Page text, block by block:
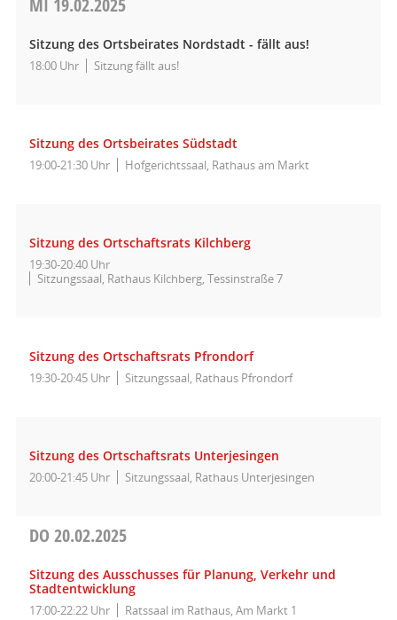
Sitzung des Ortsbeirates Nordstadt - fällt aus!
18:00 Uhr Sitzung fällt aus!
Sitzung des Ortsbeirates Südstadt
19:00-21:30 Uhr Hofgerichtssaal, Rathaus am Markt
Sitzung des Ortschaftsrats Kilchberg
19:30-20:40 Uhr
Sitzungssaal, Rathaus Kilchberg, Tessinstraße 7
Sitzung des Ortschaftsrats Pfrondorf
19:30-20:45 Uhr Sitzungssaal, Rathaus Pfrondorf
Sitzung des Ortschaftsrats Unterjesingen
20:00-21:45 Uhr Sitzungssaal, Rathaus Unterjesingen
DO 20.02.2025
Sitzung des Ausschusses für Planung, Verkehr und
Stadtentwicklung
17:00-22:22 Uhr Ratssaal im Rathaus, Am Markt 1